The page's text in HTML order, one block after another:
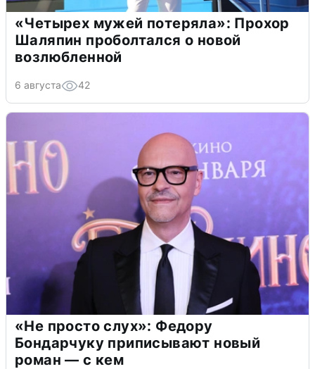
«Четырех мужей потеряла»: Прохор
Шаляпин проболтался о новой
возлюбленной
6 августа 42
«Не просто слух»: Федору
Бондарчуку приписывают новый
роман — с кем